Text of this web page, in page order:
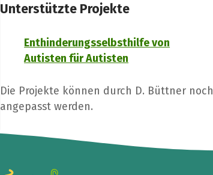
Unterstützte Projekte
Enthinderungsselbsthilfe von
Autisten für Autisten
Die Projekte können durch D. Büttner noch
angepasst werden.